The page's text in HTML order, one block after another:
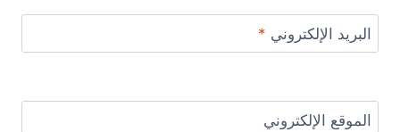
البريد الإلكتروني *
الموقع الإلكتروني